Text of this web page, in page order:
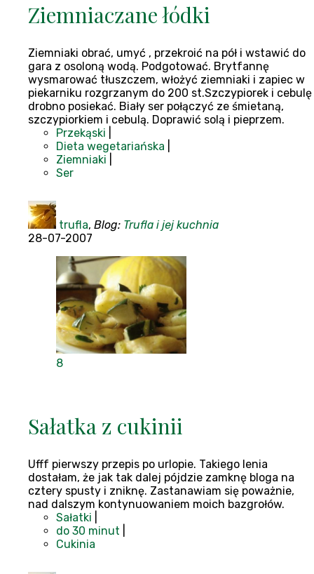
Ziemniaczane łódki
Ziemniaki obrać, umyć , przekroić na pół i wstawić do
gara z osoloną wodą. Podgotować. Brytfannę
wysmarować tłuszczem, włożyć ziemniaki i zapiec w
piekarniku rozgrzanym do 200 st.Szczypiorek i cebulę
drobno posiekać. Biały ser połączyć ze śmietaną,
szczypiorkiem i cebulą. Doprawić solą i pieprzem.
Przekąski
Dieta wegetariańska
Ziemniaki
Ser
trufla, Blog: Trufla i jej kuchnia
28-07-2007
8
Sałatka z cukinii
Ufff pierwszy przepis po urlopie. Takiego lenia
dostałam, że jak tak dalej pójdzie zamknę bloga na
cztery spusty i zniknę. Zastanawiam się poważnie,
nad dalszym kontynuowaniem moich bazgrołów.
Sałatki
do 30 minut
Cukinia